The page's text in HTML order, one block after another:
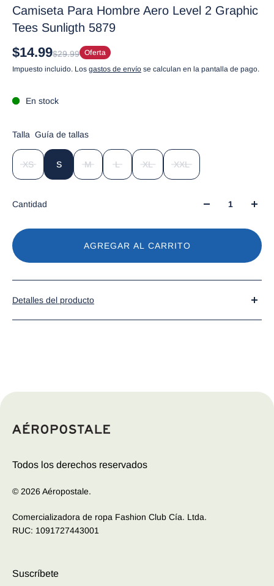
Camiseta Para Hombre Aero Level 2 Graphic
Tees Sunligth 5879
$14.99$29.99 Oferta
Impuesto incluido. Los gastos de envío se calculan en la pantalla de pago.
En stock
Talla Guía de tallas
XS S M L XL XXL
Cantidad
AGREGAR AL CARRITO
Detalles del producto
juvenil. Desde estampados gráficos llamativos hasta
el espíritu de la marca. Ideales para lucir un look casual y
Todos los derechos reservados
© 2026 Aéropostale.
Comercializadora de ropa Fashion Club Cía. Ltda.
RUC: 1091727443001
Suscríbete